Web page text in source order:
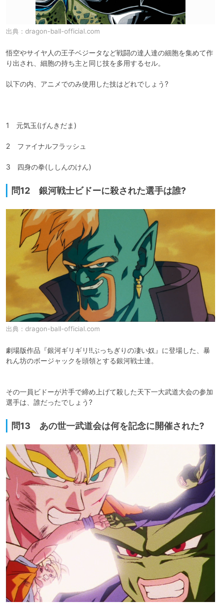
出典： dragon-ball-official.com
悟空やサイヤ人の王子ベジータなど戦闘の達人達の細胞を集めて作
り出され、細胞の持ち主と同じ技を多用するセル。
以下の内、アニメでのみ使用した技はどれでしょう?
1　元気玉(げんきだま)
2　ファイナルフラッシュ
3　四身の拳(ししんのけん)
問12 銀河戦士ビドーに殺された選手は誰?
出典： dragon-ball-official.com
劇場版作品『銀河ギリギリ!!ぶっちぎりの凄い奴』に登場した、暴
れん坊のボージャックを頭領とする銀河戦士達。
その一員ビドーが片手で締め上げて殺した天下一大武道大会の参加
選手は、誰だったでしょう?
問13 あの世一武道会は何を記念に開催された?